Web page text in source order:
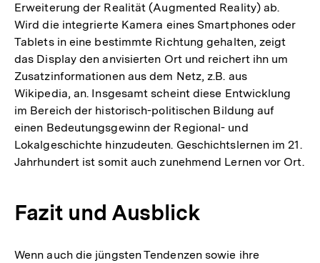
Erweiterung der Realität (Augmented Reality) ab.
Wird die integrierte Kamera eines Smartphones oder
Tablets in eine bestimmte Richtung gehalten, zeigt
das Display den anvisierten Ort und reichert ihn um
Zusatzinformationen aus dem Netz, z.B. aus
Wikipedia, an. Insgesamt scheint diese Entwicklung
im Bereich der historisch-politischen Bildung auf
einen Bedeutungsgewinn der Regional- und
Lokalgeschichte hinzudeuten. Geschichtslernen im 21.
Jahrhundert ist somit auch zunehmend Lernen vor Ort.
Fazit und Ausblick
Wenn auch die jüngsten Tendenzen sowie ihre